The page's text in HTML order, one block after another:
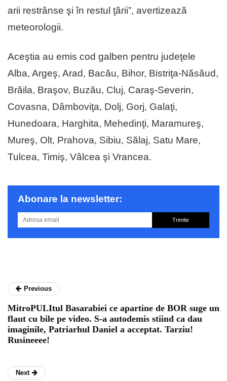
arii restrânse şi în restul ţării”, avertizează
meteorologii.
Aceştia au emis cod galben pentru judeţele
Alba, Argeş, Arad, Bacău, Bihor, Bistriţa-Năsăud,
Brăila, Braşov, Buzău, Cluj, Caraş-Severin,
Covasna, Dâmboviţa, Dolj, Gorj, Galaţi,
Hunedoara, Harghita, Mehedinţi, Maramureş,
Mureş, Olt, Prahova, Sibiu, Sălaj, Satu Mare,
Tulcea, Timiş, Vâlcea şi Vrancea.
Abonare la newsletter:
Trimite
Previous
MitroPULItul Basarabiei ce apartine de BOR suge un
flaut cu bile pe video. S-a autodemis stiind ca dau
imaginile, Patriarhul Daniel a acceptat. Tarziu!
Rusineeee!
Next